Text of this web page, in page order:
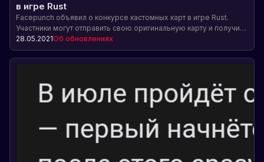
в игре Rust
Facepunch объявил о конкурсе кастомных карт в игре Rust.
Участники могут отправить свою оригинальную карту и получить
шанс быть признанными командой разработчиков и получить
ценные награды, включая показ карты в обновлении
сообщества и скины на сумму до 90 фунтов.
28.05.2021Об обновлениях